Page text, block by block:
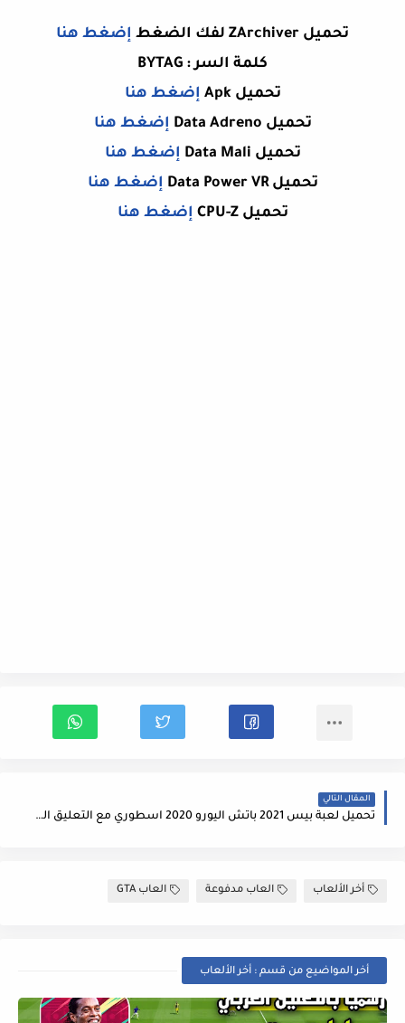
تحميل ZArchiver لفك الضغط
إضغط هنا
كلمة السر : BYTAG
تحميل Apk
إضغط هنا
تحميل Data Adreno
إضغط هنا
تحميل Data Mali
إضغط هنا
تحميل Data Power VR
إضغط هنا
تحميلCPU-Z إضغط هنا
المقال التالي
تحميل لعبة بيس 2021 باتش اليورو 2020 اسطوري مع التعليق الصوتي eFootball PES 2021 EURO 2020
أخر الألعاب العاب مدفوعة العاب GTA
أخر المواضيع من قسم : أخر الألعاب